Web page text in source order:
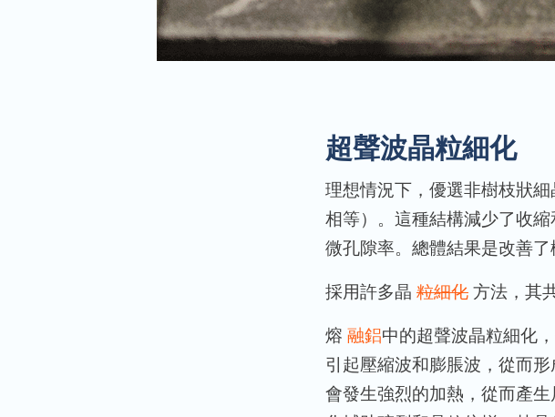
超聲波晶粒細化
理想情況下，優選非樹枝狀
相等）。這種結構減少了收
微孔隙率。總體結果是改善了
採用許多晶 粒細化 方法，其
熔 融鋁中的超聲波晶粒細化
引起壓縮波和膨脹波，從而
會發生強烈的加熱，從而產